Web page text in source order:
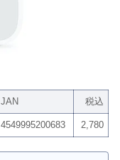
JAN 税込
4549995200683 2,780